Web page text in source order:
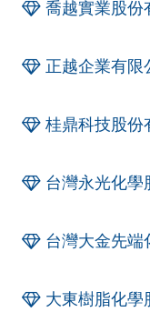
喬越實業股份
正越企業有限
桂鼎科技股份
台灣永光化學
台灣大金先端
大東樹脂化學